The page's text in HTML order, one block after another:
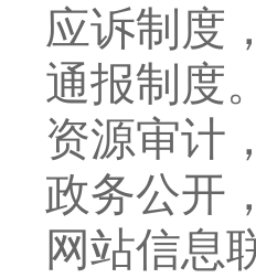
应诉制度
通报制度
资源审计
政务公开
网站信息